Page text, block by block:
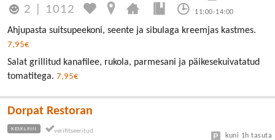
2 1012 11:00-14:00
Ahjupasta suitsupeekoni, seente ja sibulaga kreemjas kastmes.
7,95€
Salat grillitud kanafilee, rukola, parmesani ja päikesekuivatatud
tomatitega. 7,95€
Dorpat Restoran
KESKLINN
kuni 1h tasuta